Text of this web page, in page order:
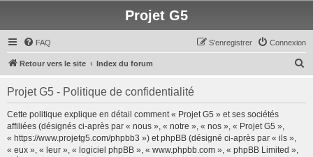
Projet G5
FAQ Connexion
S’enregistrer
Retour vers le site Index du forum
Projet G5 - Politique de confidentialité
Cette politique explique en détail comment « Projet G5 » et ses sociétés
affiliées (désignés ci-après par « nous », « notre », « nos », « Projet G5 »,
« https://www.projetg5.com/phpbb3 ») et phpBB (désigné ci-après par « ils »,
« eux », « leur », « logiciel phpBB », « www.phpbb.com », « phpBB Limited »,